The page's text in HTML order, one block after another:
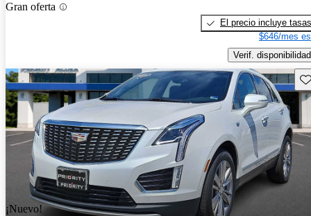
Gran oferta
El precio incluye tasas
$646/mes
Verif. disponibilidad
¡Nuevo!